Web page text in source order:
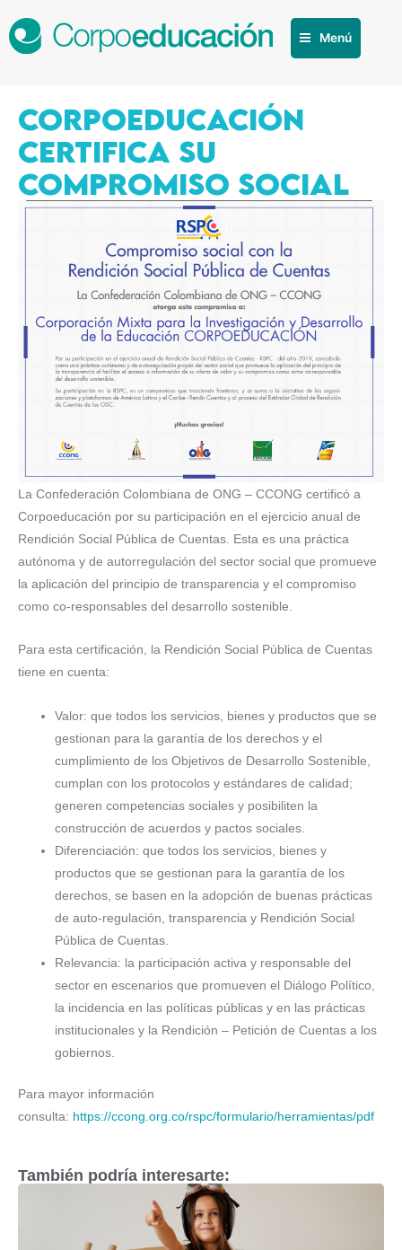
Menú
CORPOEDUCACIÓN
CERTIFICA SU
COMPROMISO SOCIAL
La Confederación Colombiana de ONG – CCONG certificó a
Corpoeducación por su participación en el ejercicio anual de
Rendición Social Pública de Cuentas. Esta es una práctica
autónoma y de autorregulación del sector social que promueve
la aplicación del principio de transparencia y el compromiso
como co-responsables del desarrollo sostenible.
Para esta certificación, la Rendición Social Pública de Cuentas
tiene en cuenta:
Valor: que todos los servicios, bienes y productos que se
gestionan para la garantía de los derechos y el
cumplimiento de los Objetivos de Desarrollo Sostenible,
cumplan con los protocolos y estándares de calidad;
generen competencias sociales y posibiliten la
construcción de acuerdos y pactos sociales.
Diferenciación: que todos los servicios, bienes y
productos que se gestionan para la garantía de los
derechos, se basen en la adopción de buenas prácticas
de auto-regulación, transparencia y Rendición Social
Pública de Cuentas.
Relevancia: la participación activa y responsable del
sector en escenarios que promueven el Diálogo Político,
la incidencia en las políticas públicas y en las prácticas
institucionales y la Rendición – Petición de Cuentas a los
gobiernos.
Para mayor información
consulta: https://ccong.org.co/rspc/formulario/herramientas/pdf
También podría interesarte: